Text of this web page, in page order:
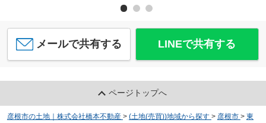
メールで共有する LINEで共有する
ページトップへ
彦根市の土地｜株式会社橋本不動産 > (土地(売買))地域から探す > 彦根市 > 東